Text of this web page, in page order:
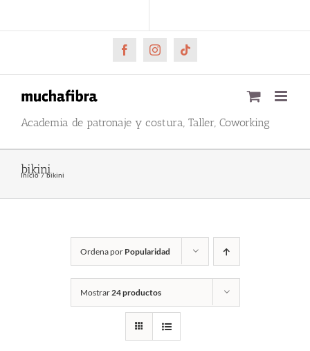
al
FacebookInstagramTiktok
Academia de patronaje y costura, Taller, Coworking
bikini
Inicio bikini
Ordena por Popularidad
Mostrar24 productos